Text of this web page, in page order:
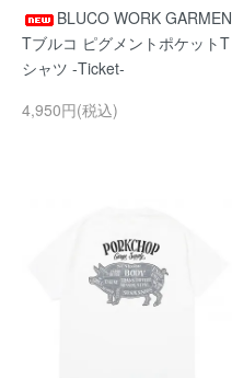
BLUCO WORK GARMEN
Tブルコ ピグメントポケットT
シャツ -Ticket-
4,950円(税込)